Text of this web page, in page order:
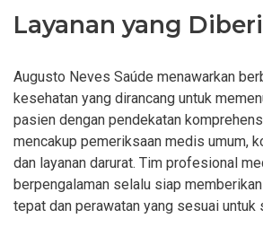
Layanan yang
Augusto Neves Saúde menawarkan
kesehatan yang dirancang untuk
pasien dengan pendekatan
mencakup pemeriksaan medis umum,
dan layanan darurat. Tim profesional
berpengalaman selalu siap
tepat dan perawatan yang sesuai untuk